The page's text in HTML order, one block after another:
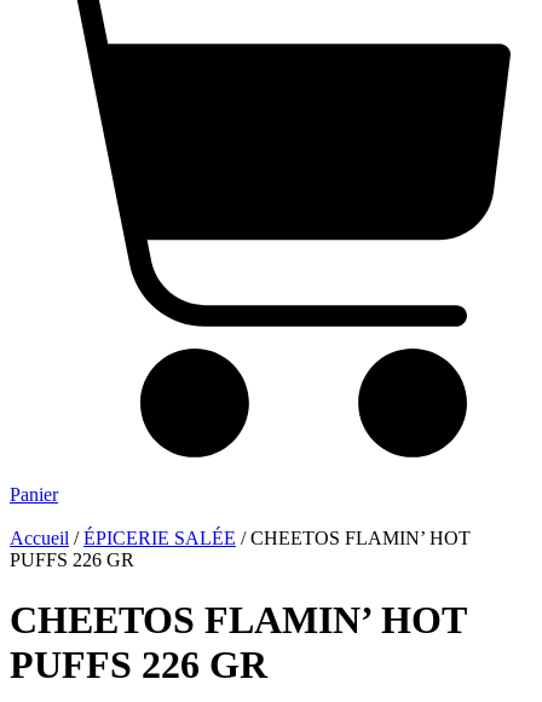
Panier
Accueil /ÉPICERIE SALÉE / CHEETOS FLAMIN’ HOT
PUFFS 226 GR
CHEETOS FLAMIN’ HOT
PUFFS 226 GR